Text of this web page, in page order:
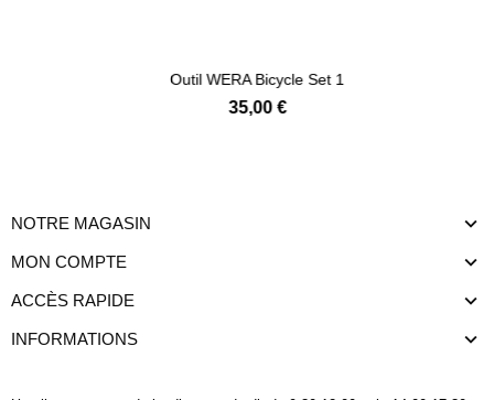
Outil WERA Bicycle Set 1
35,00 €
NOTRE MAGASIN
MON COMPTE
ACCÈS RAPIDE
INFORMATIONS